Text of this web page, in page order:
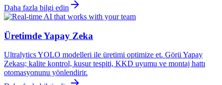
Daha fazla bilgi edin
Üretimde Yapay Zeka
Ultralytics YOLO modelleri ile üretimi optimize et. Görü Yapay
Zekası; kalite kontrol, kusur tespiti, KKD uyumu ve montaj hattı
otomasyonunu yönlendirir.